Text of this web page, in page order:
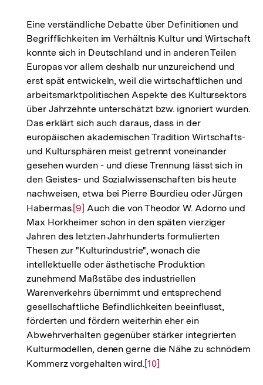
Eine verständliche Debatte über Definitionen und
Begrifflichkeiten im Verhältnis Kultur und Wirtschaft
konnte sich in Deutschland und in anderen Teilen
Europas vor allem deshalb nur unzureichend und
erst spät entwickeln, weil die wirtschaftlichen und
arbeitsmarktpolitischen Aspekte des Kultursektors
über Jahrzehnte unterschätzt bzw. ignoriert wurden.
Das erklärt sich auch daraus, dass in der
europäischen akademischen Tradition Wirtschafts-
und Kultursphären meist getrennt voneinander
gesehen wurden - und diese Trennung lässt sich in
den Geistes- und Sozialwissenschaften bis heute
nachweisen, etwa bei Pierre Bourdieu oder Jürgen
Habermas.Zur
Auflösung
der
Fußnote
[9] Auch die von Theodor W. Adorno und
Max Horkheimer schon in den späten vierziger
Jahren des letzten Jahrhunderts formulierten
Thesen zur "Kulturindustrie", wonach die
intellektuelle oder ästhetische Produktion
zunehmend Maßstäbe des industriellen
Warenverkehrs übernimmt und entsprechend
gesellschaftliche Befindlichkeiten beeinflusst,
förderten und fördern weiterhin eher ein
Abwehrverhalten gegenüber stärker integrierten
Kulturmodellen, denen gerne die Nähe zu schnödem
Kommerz vorgehalten wird.Zur
[10]